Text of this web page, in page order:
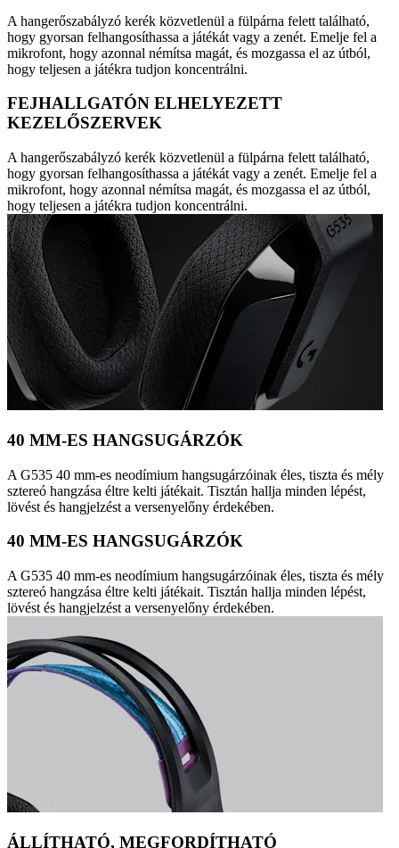
A hangerőszabályzó kerék közvetlenül a fülpárna felett található,
hogy gyorsan felhangosíthassa a játékát vagy a zenét. Emelje fel a
mikrofont, hogy azonnal némítsa magát, és mozgassa el az útból,
hogy teljesen a játékra tudjon koncentrálni.
FEJHALLGATÓN ELHELYEZETT
KEZELŐSZERVEK
A hangerőszabályzó kerék közvetlenül a fülpárna felett található,
hogy gyorsan felhangosíthassa a játékát vagy a zenét. Emelje fel a
mikrofont, hogy azonnal némítsa magát, és mozgassa el az útból,
hogy teljesen a játékra tudjon koncentrálni.
40 MM-ES HANGSUGÁRZÓK
A G535 40 mm-es neodímium hangsugárzóinak éles, tiszta és mély
sztereó hangzása éltre kelti játékait. Tisztán hallja minden lépést,
lövést és hangjelzést a versenyelőny érdekében.
40 MM-ES HANGSUGÁRZÓK
A G535 40 mm-es neodímium hangsugárzóinak éles, tiszta és mély
sztereó hangzása éltre kelti játékait. Tisztán hallja minden lépést,
lövést és hangjelzést a versenyelőny érdekében.
ÁLLÍTHATÓ, MEGFORDÍTHATÓ